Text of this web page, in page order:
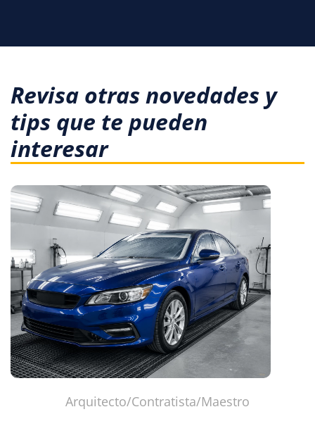
Revisa otras novedades y
tips que te pueden
interesar
Arquitecto/Contratista/Maestro